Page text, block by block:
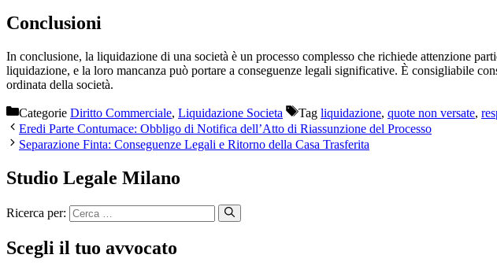
Conclusioni
In conclusione, la liquidazione di una società è un processo complesso che richiede attenzione
liquidazione, e la loro mancanza può portare a conseguenze legali significative. È consigliabile
ordinata della società.
Categorie Diritto Commerciale, Liquidazione Societa Tag liquidazione, quote non versate,
Eredi Parte Contumace: Obbligo di Notifica dell’Atto di Riassunzione del Processo
Separazione Finta: Conseguenze Legali e Ritorno della Casa Trasferita
Studio Legale Milano
Ricerca per:
Scegli il tuo avvocato